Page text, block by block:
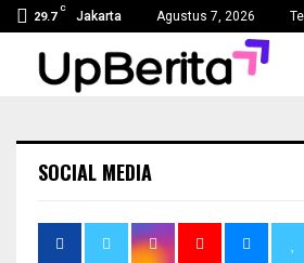
29.7
C
Jakarta Agustus 7, 2026
Kejaksaan Agung
SOCIAL MEDIA